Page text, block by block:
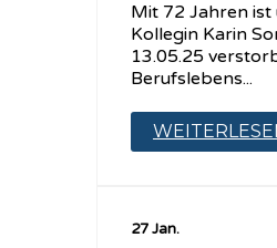
Mit 72 Jahren ist
Kollegin Karin
13.05.25
Berufslebens...
27 Jan.